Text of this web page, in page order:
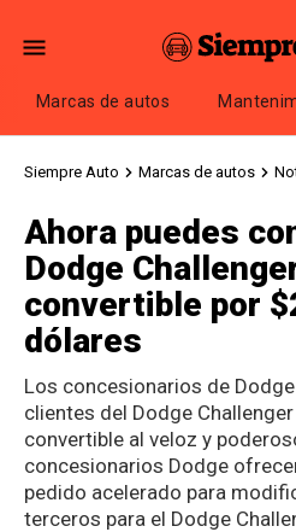
Marcas de autos
Siempre Auto Marcas de autos
Ahora puedes
Dodge
convertible por
dólares
Los concesionarios de
clientes del Dodge
convertible al veloz y
concesionarios Dodge
pedido acelerado para
terceros para el Dodge